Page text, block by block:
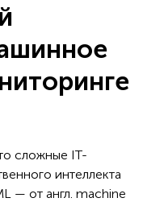
сложные IT-
интеллекта
— от англ. machine